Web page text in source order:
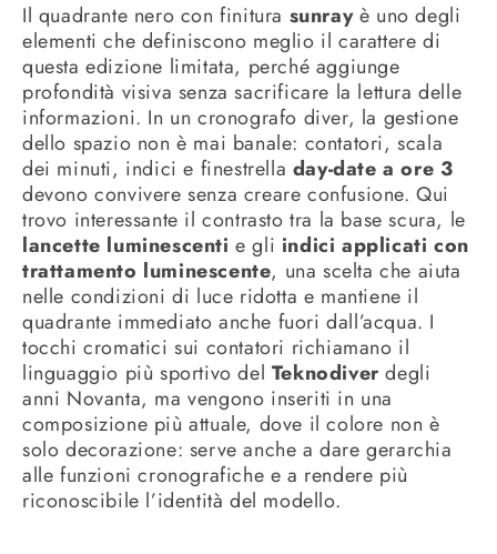
Il quadrante nero con finitura sunrayè uno degli
elementi che definiscono meglio il carattere di
questa edizione limitata, perché aggiunge
profondità visiva senza sacrificare la lettura delle
informazioni. In un cronografo diver, la gestione
dello spazio non è mai banale: contatori, scala
dei minuti, indici e finestrella day-date a ore 3
devono convivere senza creare confusione. Qui
trovo interessante il contrasto tra la base scura, le
lancette luminescenti e gli indici applicati con
trattamento luminescente, una scelta che aiuta
nelle condizioni di luce ridotta e mantiene il
quadrante immediato anche fuori dall’acqua. I
tocchi cromatici sui contatori richiamano il
linguaggio più sportivo del Teknodiverdegli
anni Novanta, ma vengono inseriti in una
composizione più attuale, dove il colore non è
solo decorazione: serve anche a dare gerarchia
alle funzioni cronografiche e a rendere più
riconoscibile l’identità del modello.